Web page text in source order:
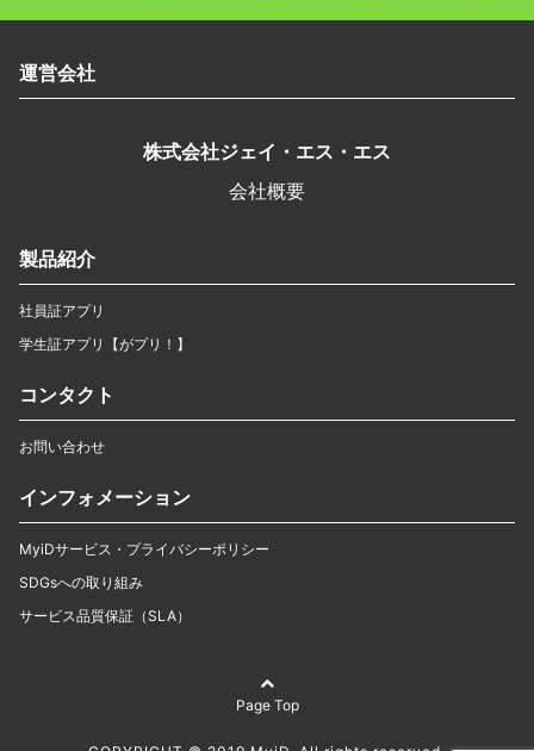
運営会社
株式会社ジェイ・エス・エス
会社概要
製品紹介
社員証アプリ
学生証アプリ【がプリ！】
コンタクト
お問い合わせ
インフォメーション
MyiDサービス・プライバシーポリシー
SDGsへの取り組み
サービス品質保証（SLA）
Page Top